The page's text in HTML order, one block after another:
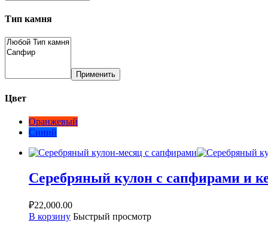
Тип камня
Применить
Цвет
Оранжевый
Синий
Серебряный кулон с сапфирами и
₽22,000.00
В корзину Быстрый просмотр